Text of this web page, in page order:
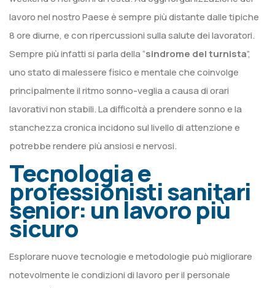
lavoro nel nostro Paese è sempre più distante dalle tipiche
8 ore diurne, e con ripercussioni sulla salute dei lavoratori.
Sempre più infatti si parla della “sindrome del turnista”,
uno stato di malessere fisico e mentale che coinvolge
principalmente il ritmo sonno-veglia a causa di orari
lavorativi non stabili. La difficoltà a prendere sonno e la
stanchezza cronica incidono sul livello di attenzione e
potrebbe rendere più ansiosi e nervosi.
Tecnologia e
professionisti sanitari
senior: un lavoro più
sicuro
Esplorare nuove tecnologie e metodologie può migliorare
notevolmente le condizioni di lavoro per il personale